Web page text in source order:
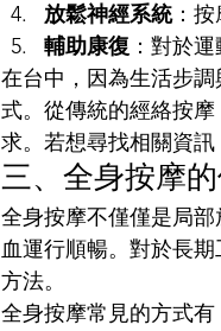
放鬆神經系統：按
輔助康復 ：對於
在台中，因為生活步
式。從傳統的經絡按
求。若想尋找相關資
三、全身按摩
全身按摩不僅僅是局
血運行順暢。對於長
方法。
全身按摩常見的方式有